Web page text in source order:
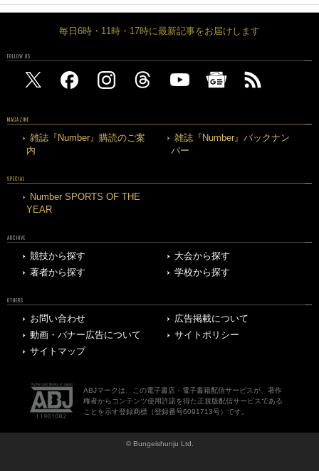
毎日6時・11時・17時に最新記事をお届けします
FOLLOW US
MAGAZINE
雑誌『Number』購読のご案
内
雑誌『Number』バックナン
バー
SPECIAL
Number SPORTS OF THE
YEAR
ARCHIVE
競技から探す
大会から探す
著者から探す
学校から探す
OTHERS
お問い合わせ
広告掲載について
動画・バナー広告について
サイトポリシー
サイトマップ
ABJマークは、この電子書店・電子書籍配信サービスが、著作
権者からコンテンツ使用許諾を得た正規版配信サービスである
ことを示す登録商標（登録番号6091713号）です。
© Bungeishunju Ltd.